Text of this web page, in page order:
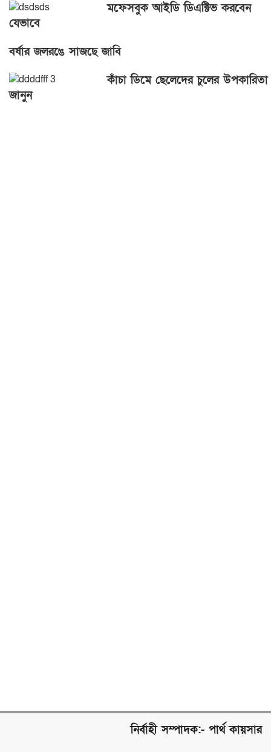
মফেসবুক আইডি ডিএক্টিভ করবেন
যেভাবে
বর্ষার জলরঙে সাজছে জাবি
কাঁচা ডিমে ছেলেদের চুলের উপকারিতা
জানুন
নির্বাহী সম্পাদক:- পার্থ কায়সার